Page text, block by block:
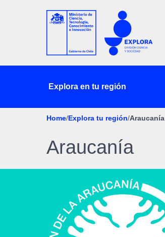
Explora en tu región
Home/Explora tu región/Araucanía
Araucanía